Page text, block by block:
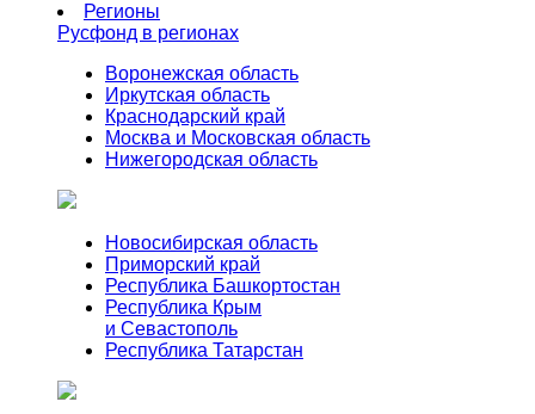
Регионы
Русфонд в регионах
Воронежская область
Иркутская область
Краснодарский край
Москва и Московская область
Нижегородская область
Новосибирская область
Приморский край
Республика Башкортостан
Республика Крым
и Севастополь
Республика Татарстан